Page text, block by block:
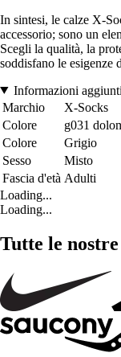
In sintesi, le calze X-
accessorio; sono un
Scegli la qualità, la
soddisfano le esigenze
Informazioni
Marchio
X-Socks
Colore
g031
Colore
Grigio
Sesso
Misto
Fascia d'età Adulti
Loading...
Loading...
Tutte le